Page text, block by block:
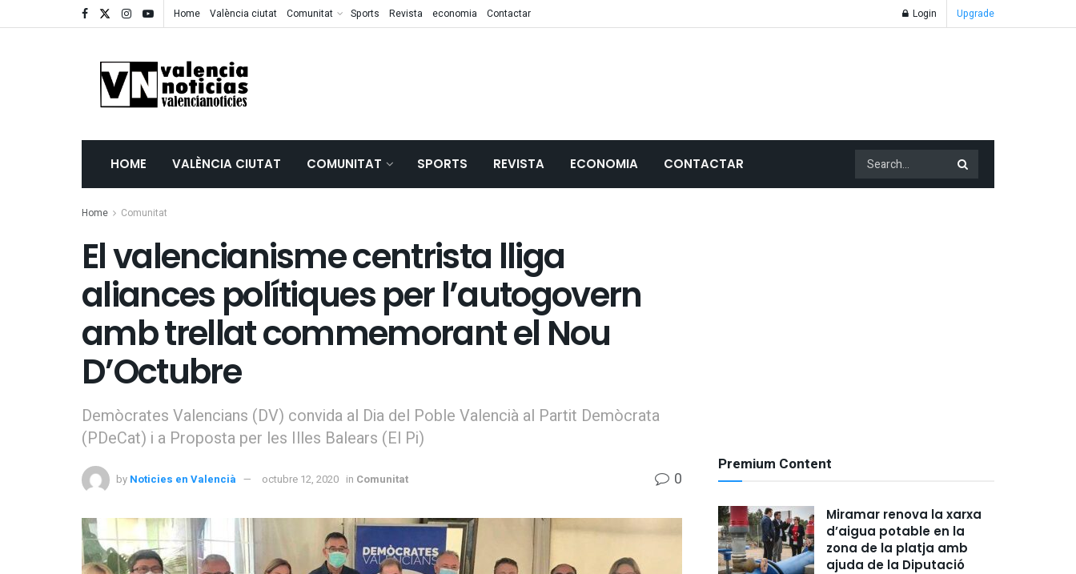
Home València ciutat Comunitat Sports Revista economia Contactar Login Upgrade
HOME VALÈNCIA CIUTAT COMUNITAT SPORTS REVISTA ECONOMIA CONTACTAR
Home Comunitat
El valencianisme centrista lliga
aliances polítiques per l’autogovern
amb trellat commemorant el Nou
D’Octubre
Demòcrates Valencians (DV) convida al Dia del Poble Valencià al Partit Demòcrata
(PDeCat) i a Proposta per les Illes Balears (El Pi)
by Noticies en Valencià octubre 12, 2020 in Comunitat 0
Premium Content
Miramar renova la xarxa
d’aigua potable en la
zona de la platja amb
ajuda de la Diputació